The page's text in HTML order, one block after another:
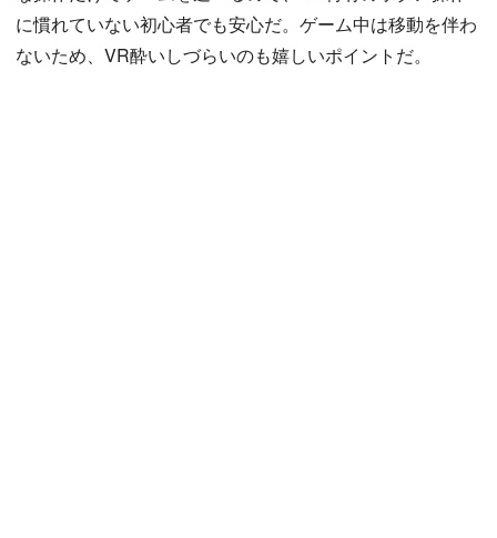
に慣れていない初心者でも安心だ。ゲーム中は移動を伴わ
ないため、VR酔いしづらいのも嬉しいポイントだ。